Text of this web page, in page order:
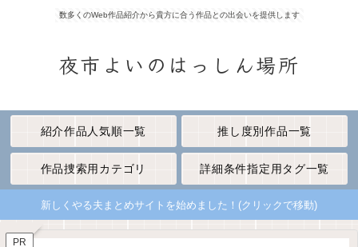
数多くのWeb作品紹介から貴方に合う作品との出会いを提供します
夜市よいのはっしん場所
紹介作品人気順一覧 推し度別作品一覧
作品捜索用カテゴリ 詳細条件指定用タグ一覧
新しくやる夫まとめサイトを始めました！(クリックで移動)
PR